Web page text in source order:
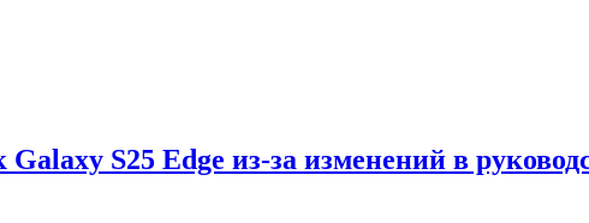
S25 Edge из-за изменений в